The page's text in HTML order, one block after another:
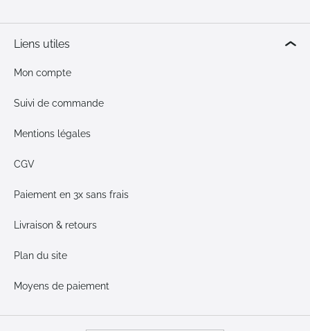
Liens utiles
Mon compte
Suivi de commande
Mentions légales
CGV
Paiement en 3x sans frais
Livraison & retours
Plan du site
Moyens de paiement